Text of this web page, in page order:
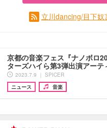
立川dancing/目下
京都の音楽フェス『ナノボロ
ターズハイら第3弾出演アー
2023.7.9 ｜ SPICER
ニュース
音楽